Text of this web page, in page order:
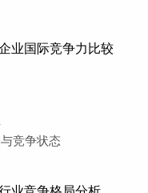
业国际竞争力比较
竞争状态